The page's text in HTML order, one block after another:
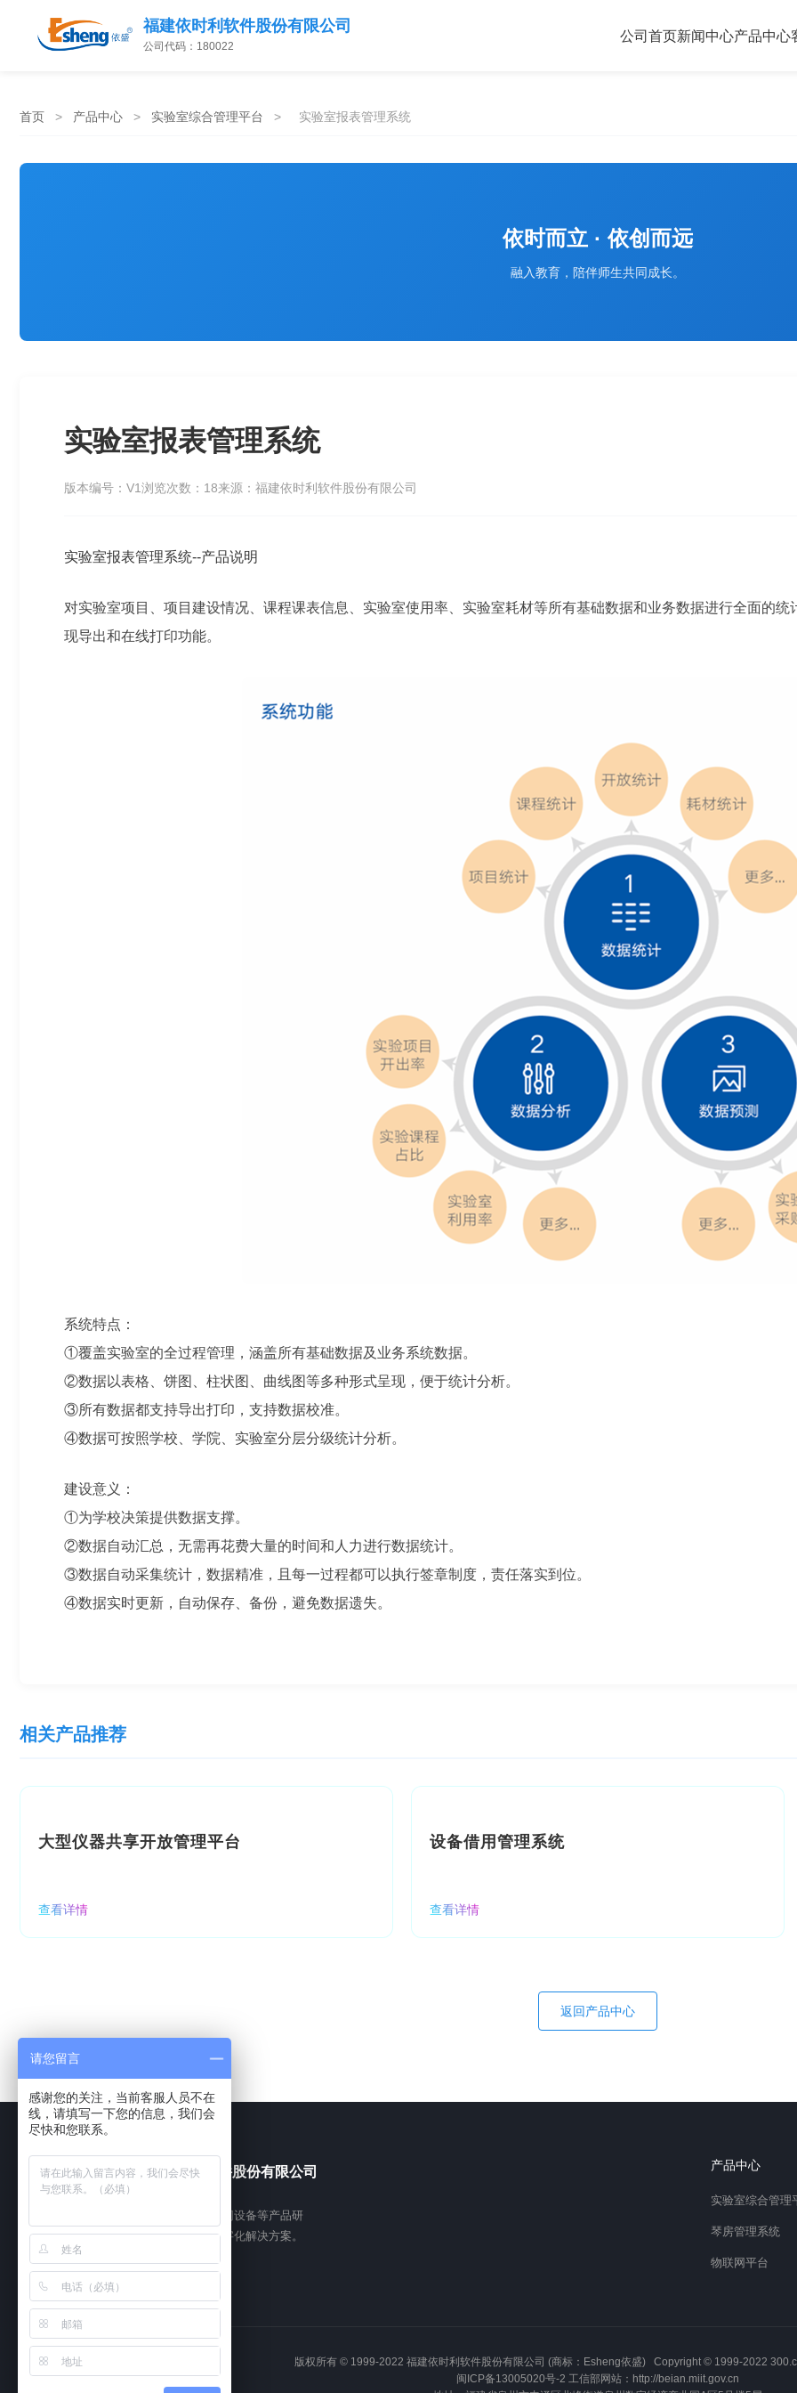
福建依时利软件股份有限公司
公司代码：180022
公司首页新闻中心产品中心
首页 > 产品中心 > 实验室综合管理平台 > 实验室报表管理系统
依时而立 · 依创而远
融入教育，陪伴师生共同成长。
实验室报表管理系统
版本编号：V1浏览次数：18来源：福建依时利软件股份有限公司
实验室报表管理系统--产品说明
对实验室项目、项目建设情况、课程课表信息、实验室使用率、实验室耗材等所有基础数据和业务数据进行全面的
现导出和在线打印功能。
系统特点：
①覆盖实验室的全过程管理，涵盖所有基础数据及业务系统数据。
②数据以表格、饼图、柱状图、曲线图等多种形式呈现，便于统计分析。
③所有数据都支持导出打印，支持数据校准。
④数据可按照学校、学院、实验室分层分级统计分析。
建设意义：
①为学校决策提供数据支撑。
②数据自动汇总，无需再花费大量的时间和人力进行数据统计。
③数据自动采集统计，数据精准，且每一过程都可以执行签章制度，责任落实到位。
④数据实时更新，自动保存、备份，避免数据遗失。
相关产品推荐
大型仪器共享开放管理平台
查看详情
设备借用管理系统
查看详情
返回产品中心
福建依时利软件股份有限公司
专注于智慧实验室、智慧琴房、物联网设备等产品研
发与服务，为高校及各类机构提供数字化解决方案。
产品中心
实验室综合管理
琴房管理系统
物联网平台
版权所有 © 1999-2022 福建依时利软件股份有限公司 (商标：Esheng依盛) Copyright © 1999-2022
闽ICP备13005020号-2 工信部网站： http://beian.miit.gov.cn
请您留言
感谢您的关注，当前客服人员不在
线，请填写一下您的信息，我们会
尽快和您联系。